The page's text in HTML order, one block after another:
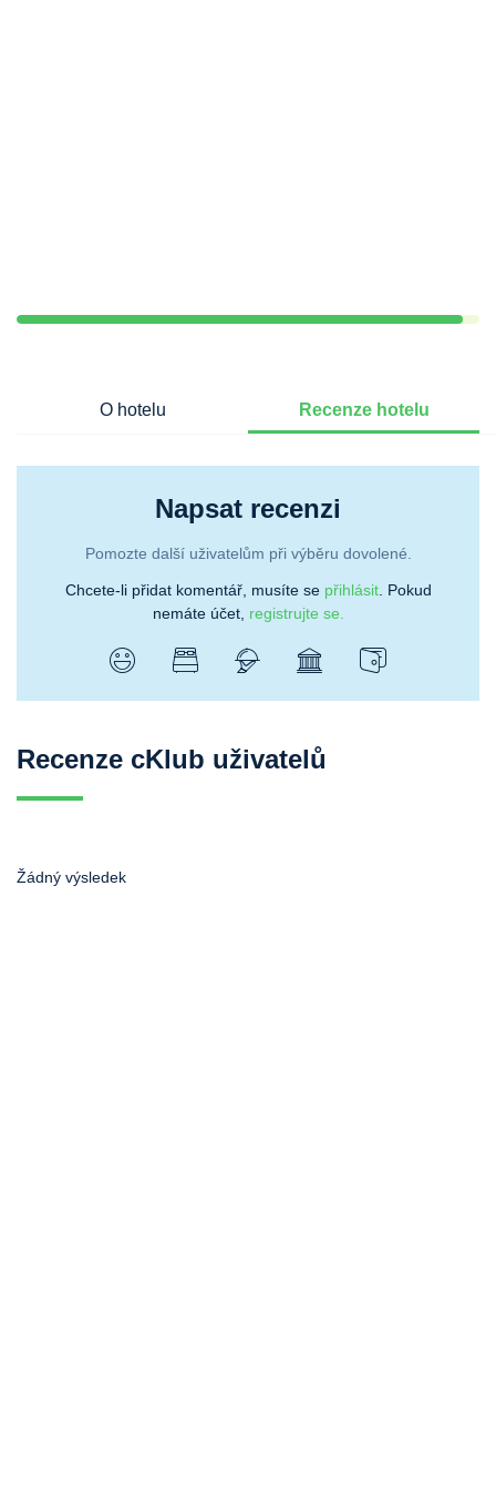
O hotelu Recenze hotelu
Napsat recenzi
Pomozte další uživatelům při výběru dovolené.
Chcete-li přidat komentář, musíte se přihlásit. Pokud
nemáte účet, registrujte se.
Recenze cKlub uživatelů
Žádný výsledek